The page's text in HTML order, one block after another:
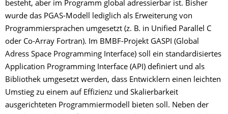
besteht, aber im Programm global adressierbar ist. Bisher
wurde das PGAS-Modell lediglich als Erweiterung von
Programmiersprachen umgesetzt (z. B. in Unified Parallel C
oder Co-Array Fortran). Im BMBF-Projekt GASPI (Global
Adress Space Programming Interface) soll ein standardisiertes
Application Programming Interface (API) definiert und als
Bibliothek umgesetzt werden, dass Entwicklern einen leichten
Umstieg zu einem auf Effizienz und Skalierbarkeit
ausgerichteten Programmiermodell bieten soll. Neben der